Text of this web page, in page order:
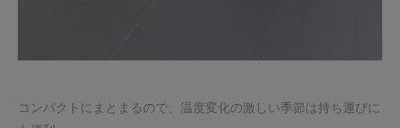
コンパクトにまとまるので、温度変化の激しい季節は持ち運びに